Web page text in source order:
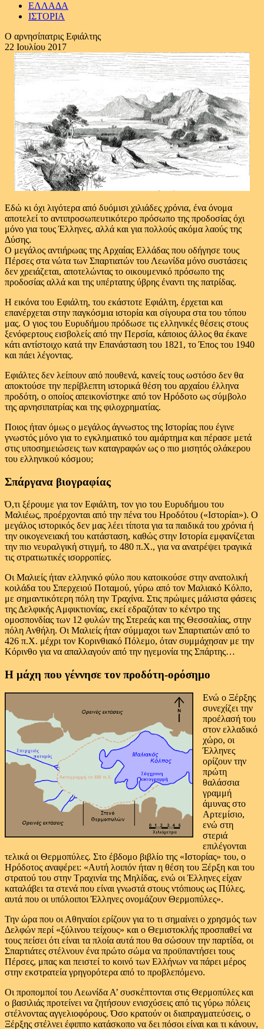
ΕΛΛΑΔΑ
ΙΣΤΟΡΙΑ
Ο αρνησίπατρις Εφιάλτης
22 Ιουλίου 2017
Εδώ κι όχι λιγότερα από δυόμισι χιλιάδες χρόνια, ένα όνομα
αποτελεί το αντιπροσωπευτικότερο πρόσωπο της προδοσίας όχι
μόνο για τους Έλληνες, αλλά και για πολλούς ακόμα λαούς της
Δύσης.
Ο μεγάλος αντιήρωας της Αρχαίας Ελλάδας που οδήγησε τους
Πέρσες στα νώτα των Σπαρτιατών του Λεωνίδα μόνο συστάσεις
δεν χρειάζεται, αποτελώντας το οικουμενικό πρόσωπο της
προδοσίας αλλά και της υπέρτατης ύβρης έναντι της πατρίδας.
Η εικόνα του Εφιάλτη, του εκάστοτε Εφιάλτη, έρχεται και
επανέρχεται στην παγκόσμια ιστορία και σίγουρα στα του τόπου
μας. Ο γιος του Ευρυδήμου πρόδωσε τις ελληνικές θέσεις στους
ξενόφερτους εισβολείς από την Περσία, κάποιος άλλος θα έκανε
κάτι αντίστοιχο κατά την Επανάσταση του 1821, το Έπος του 1940
και πάει λέγοντας.
Εφιάλτες δεν λείπουν από πουθενά, κανείς τους ωστόσο δεν θα
αποκτούσε την περίβλεπτη ιστορικά θέση του αρχαίου έλληνα
προδότη, ο οποίος απεικονίστηκε από τον Ηρόδοτο ως σύμβολο
της αρνησιπατρίας και της φιλοχρηματίας.
Ποιος ήταν όμως ο μεγάλος άγνωστος της Ιστορίας που έγινε
γνωστός μόνο για το εγκληματικό του αμάρτημα και πέρασε μετά
στις υποσημειώσεις των καταγραφών ως ο πιο μισητός ολάκερου
του ελληνικού κόσμου;
Σπάργανα βιογραφίας
Ό,τι ξέρουμε για τον Εφιάλτη, τον γιο του Ευρυδήμου του
Μαλιέως, προέρχονται από την πένα του Ηροδότου («Ιστορίαι»). Ο
μεγάλος ιστορικός δεν μας λέει τίποτα για τα παιδικά του χρόνια ή
την οικογενειακή του κατάσταση, καθώς στην Ιστορία εμφανίζεται
την πιο νευραλγική στιγμή, το 480 π.Χ., για να ανατρέψει τραγικά
τις στρατιωτικές ισορροπίες.
Οι Μαλιείς ήταν ελληνικό φύλο που κατοικούσε στην ανατολική
κοιλάδα του Σπερχειού Ποταμού, γύρω από τον Μαλιακό Κόλπο,
με σημαντικότερη πόλη την Τραχίνα. Στις πρώιμες μάλιστα φάσεις
της Δελφικής Αμφικτιονίας, εκεί εδραζόταν το κέντρο της
ομοσπονδίας των 12 φυλών της Στερεάς και της Θεσσαλίας, στην
πόλη Ανθήλη. Οι Μαλιείς ήταν σύμμαχοι των Σπαρτιατών από το
426 π.Χ. μέχρι τον Κορινθιακό Πόλεμο, όταν συμμάχησαν με την
Κόρινθο για να απαλλαγούν από την ηγεμονία της Σπάρτης…
Η μάχη που γέννησε τον προδότη-ορόσημο
Ενώ ο Ξέρξης
συνεχίζει την
προέλασή του
στον ελλαδικό
χώρο, οι
Έλληνες
ορίζουν την
πρώτη
θαλάσσια
γραμμή
άμυνας στο
Αρτεμίσιο,
ενώ στη
στεριά
επιλέγονται
τελικά οι Θερμοπύλες. Στο έβδομο βιβλίο της «Ιστορίας» του, ο
Ηρόδοτος αναφέρει: «Αυτή λοιπόν ήταν η θέση του Ξέρξη και του
στρατού του στην Τραχινία της Μηλίδας, ενώ οι Έλληνες είχαν
καταλάβει τα στενά που είναι γνωστά στους ντόπιους ως Πύλες,
αυτά που οι υπόλοιποι Έλληνες ονομάζουν Θερμοπύλες».
Την ώρα που οι Αθηναίοι ερίζουν για το τι σημαίνει ο χρησμός των
Δελφών περί «ξύλινου τείχους» και ο Θεμιστοκλής προσπαθεί να
τους πείσει ότι είναι τα πλοία αυτά που θα σώσουν την παρτίδα, οι
Σπαρτιάτες στέλνουν ένα πρώτο σώμα να προϋπαντήσει τους
Πέρσες, μπας και πειστεί το κοινό των Ελλήνων να πάρει μέρος
στην εκστρατεία γρηγορότερα από το προβλεπόμενο.
Οι προπομποί του Λεωνίδα Α’ συσκέπτονται στις Θερμοπύλες και
ο βασιλιάς προτείνει να ζητήσουν ενισχύσεις από τις γύρω πόλεις
στέλνοντας αγγελιοφόρους. Όσο κρατούν οι διαπραγματεύσεις, ο
Ξέρξης στέλνει έφιππο κατάσκοπο να δει πόσοι είναι και τι κάνουν,